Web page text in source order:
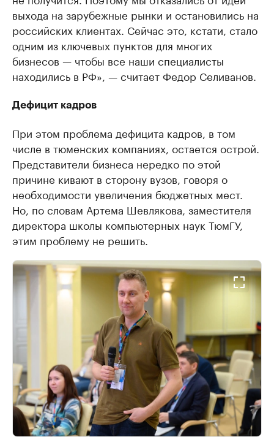
выхода на зарубежные рынки и остановились на
российских клиентах. Сейчас это, кстати, стало
одним из ключевых пунктов для многих
бизнесов — чтобы все наши специалисты
находились в РФ», — считает Федор Селиванов.
Дефицит кадров
При этом проблема дефицита кадров, в том
числе в тюменских компаниях, остается острой.
Представители бизнеса нередко по этой
причине кивают в сторону вузов, говоря о
необходимости увеличения бюджетных мест.
Но, по словам Артема Шевлякова, заместителя
директора школы компьютерных наук ТюмГУ,
этим проблему не решить.